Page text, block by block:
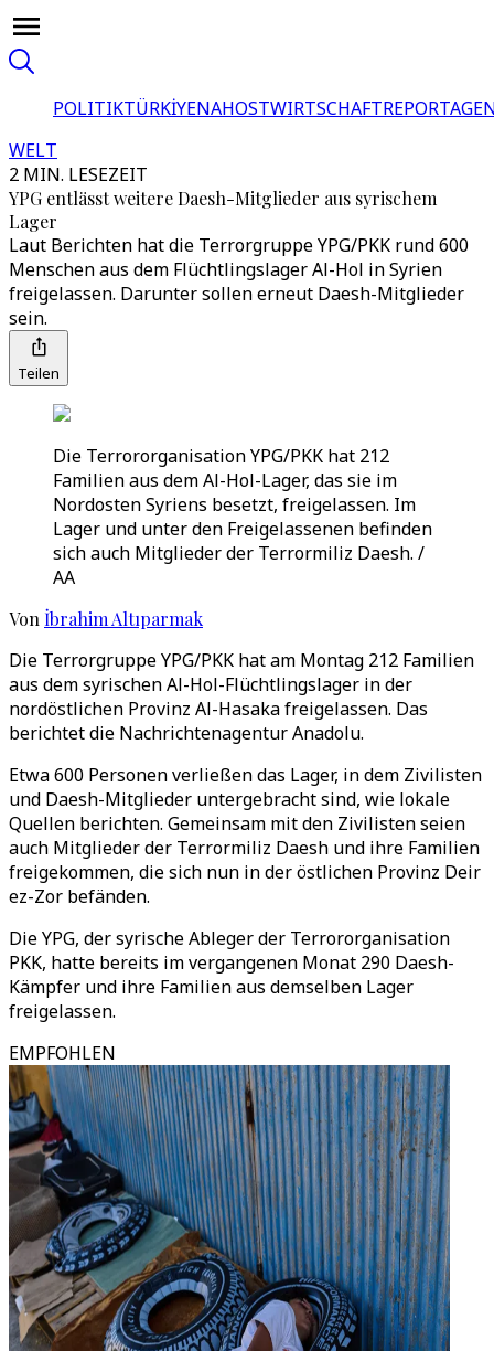
POLITIKTÜRKİYENAHOSTWIRTSCHAFT
WELT
2 MIN. LESEZEIT
YPG entlässt weitere Daesh-Mitglieder aus syrischem
Lager
Laut Berichten hat die Terrorgruppe YPG/PKK rund 600
Menschen aus dem Flüchtlingslager Al-Hol in Syrien
freigelassen. Darunter sollen erneut Daesh-Mitglieder
sein.
Teilen
Die Terrororganisation YPG/PKK hat 212
Familien aus dem Al-Hol-Lager, das sie im
Nordosten Syriens besetzt, freigelassen. Im
Lager und unter den Freigelassenen befinden
sich auch Mitglieder der Terrormiliz Daesh. /
AA
Von İbrahim Altıparmak
Die Terrorgruppe YPG/PKK hat am Montag 212 Familien
aus dem syrischen Al-Hol-Flüchtlingslager in der
nordöstlichen Provinz Al-Hasaka freigelassen. Das
berichtet die Nachrichtenagentur Anadolu.
Etwa 600 Personen verließen das Lager, in dem Zivilisten
und Daesh-Mitglieder untergebracht sind, wie lokale
Quellen berichten. Gemeinsam mit den Zivilisten seien
auch Mitglieder der Terrormiliz Daesh und ihre Familien
freigekommen, die sich nun in der östlichen Provinz Deir
ez-Zor befänden.
Die YPG, der syrische Ableger der Terrororganisation
PKK, hatte bereits im vergangenen Monat 290 Daesh-
Kämpfer und ihre Familien aus demselben Lager
freigelassen.
EMPFOHLEN